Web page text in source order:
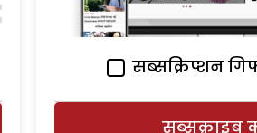
सब्सक्रिप्शन
सब्सक्राइब